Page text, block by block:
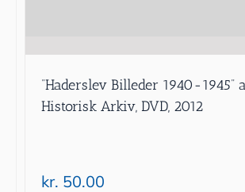
”Haderslev Billeder 1940-1945”
Historisk Arkiv, DVD, 2012
kr. 50.00